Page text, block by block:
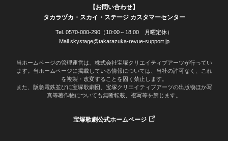
【お問い合わせ】
タカラヅカ・スカイ・ステージ カスタマーセンター
Tel. 0570-000-290（10:00～18:00 月曜定休）
Mail skystage@takarazuka-revue-support.jp
当ホームページの管理運営は、株式会社宝塚クリエイティブアーツが行ってい
ます。当ホームページに掲載している情報については、当社の許可なく、これ
を複製・改変することを固く禁止します。
また、阪急電鉄並びに宝塚歌劇団、宝塚クリエイティブアーツの出版物ほか写
真等著作物についても無断転載、複写等を禁じます。
宝塚歌劇公式ホームページ